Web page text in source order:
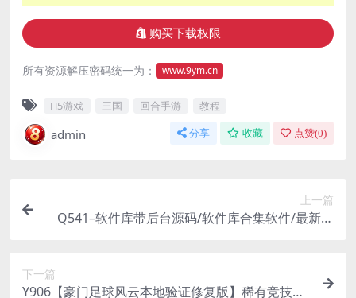
购买下载权限
所有资源解压密码统一为： www.9ym.cn
H5游戏 三国 回合手游 教程
admin 分享 收藏 点赞(0)
上一篇
Q541–软件库带后台源码/软件库合集软件/最新软
下一篇
Y906【豪门足球风云本地验证修复版】稀有竞技足